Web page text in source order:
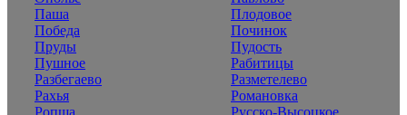
Паша
Плодовое
Победа
Починок
Пруды
Пудость
Пушное
Рабитицы
Разбегаево
Разметелево
Рахья
Романовка
Ропша
Русско-Высоцкое